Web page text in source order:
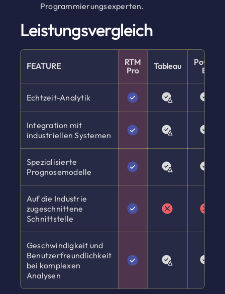
Programmierungsexperten.
Leistungsvergleich
FEATURE
RTM
Pro
Tableau
Power
BI
Echtzeit-Analytik
Integration mit
industriellen Systemen
Spezialisierte
Prognosemodelle
Auf die Industrie
zugeschnittene
Schnittstelle
Geschwindigkeit und
Benutzerfreundlichkeit
bei komplexen
Analysen